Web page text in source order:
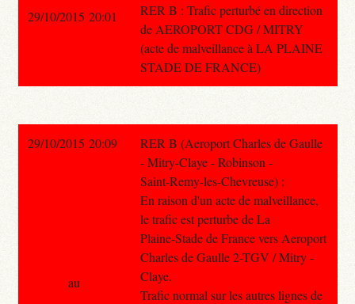
RER B : Trafic perturbé en direction
de AEROPORT CDG / MITRY
(acte de malveillance à LA PLAINE
STADE DE FRANCE)
29/10/2015 20:01
29/10/2015 20:09
RER B (Aeroport Charles de Gaulle
- Mitry-Claye - Robinson -
Saint-Remy-les-Chevreuse) :
En raison d'un acte de malveillance,
le trafic est perturbe de La
Plaine-Stade de France vers Aeroport
Charles de Gaulle 2-TGV / Mitry -
Claye.
Trafic normal sur les autres lignes de
au